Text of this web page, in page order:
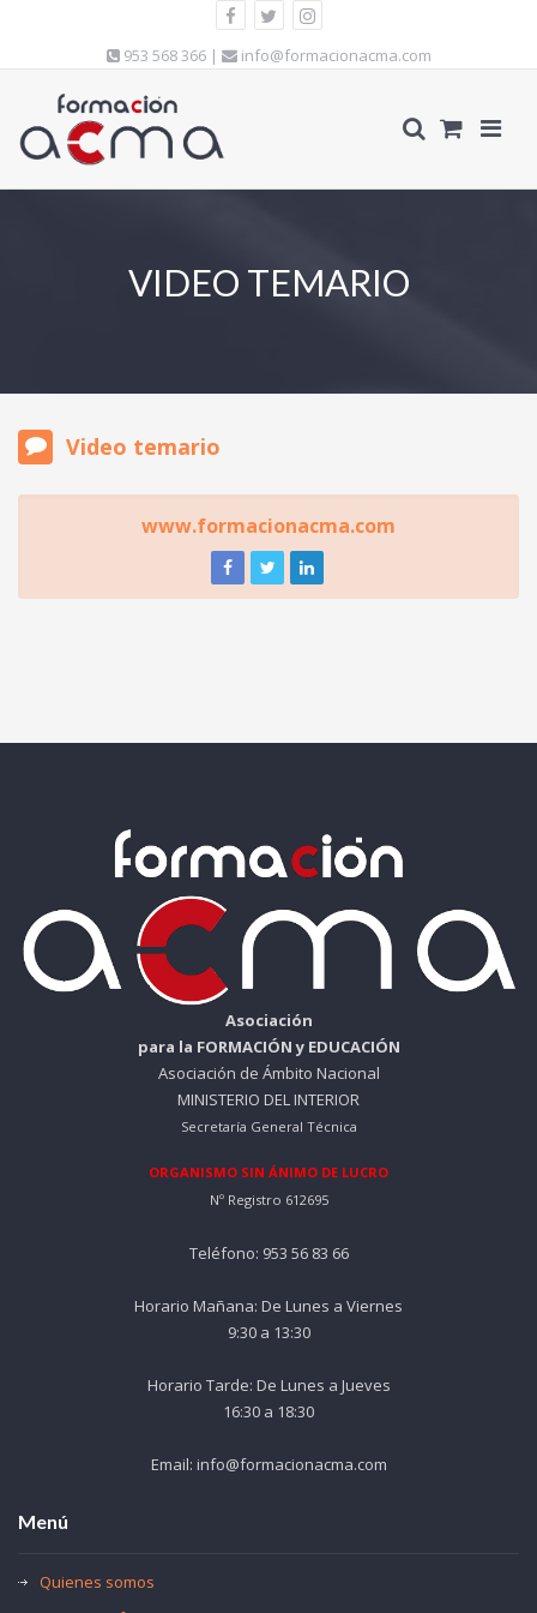
953 568 366 | info@formacionacma.com
VIDEO TEMARIO
Video temario
www.formacionacma.com
Asociación
para la FORMACIÓN y EDUCACIÓN
Asociación de Ámbito Nacional
MINISTERIO DEL INTERIOR
Secretaría General Técnica
ORGANISMO SIN ÁNIMO DE LUCRO
Nº Registro 612695
Teléfono: 953 56 83 66
Horario Mañana: De Lunes a Viernes
9:30 a 13:30
Horario Tarde: De Lunes a Jueves
16:30 a 18:30
Email: info@formacionacma.com
Menú
Quienes somos